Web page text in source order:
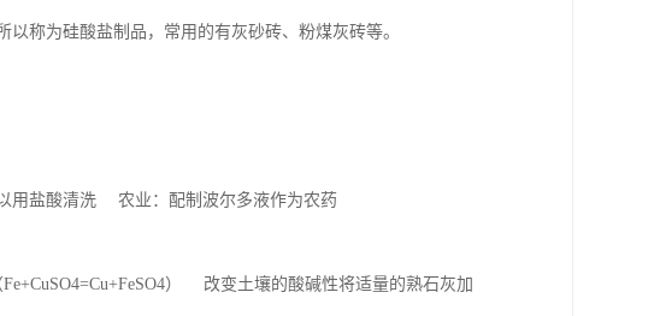
称为硅酸盐制品，常用的有灰砂砖、粉煤灰砖等。
用盐酸清洗 农业：配制波尔多液作为农药
） 改变土壤的酸碱性将适量的熟石灰加